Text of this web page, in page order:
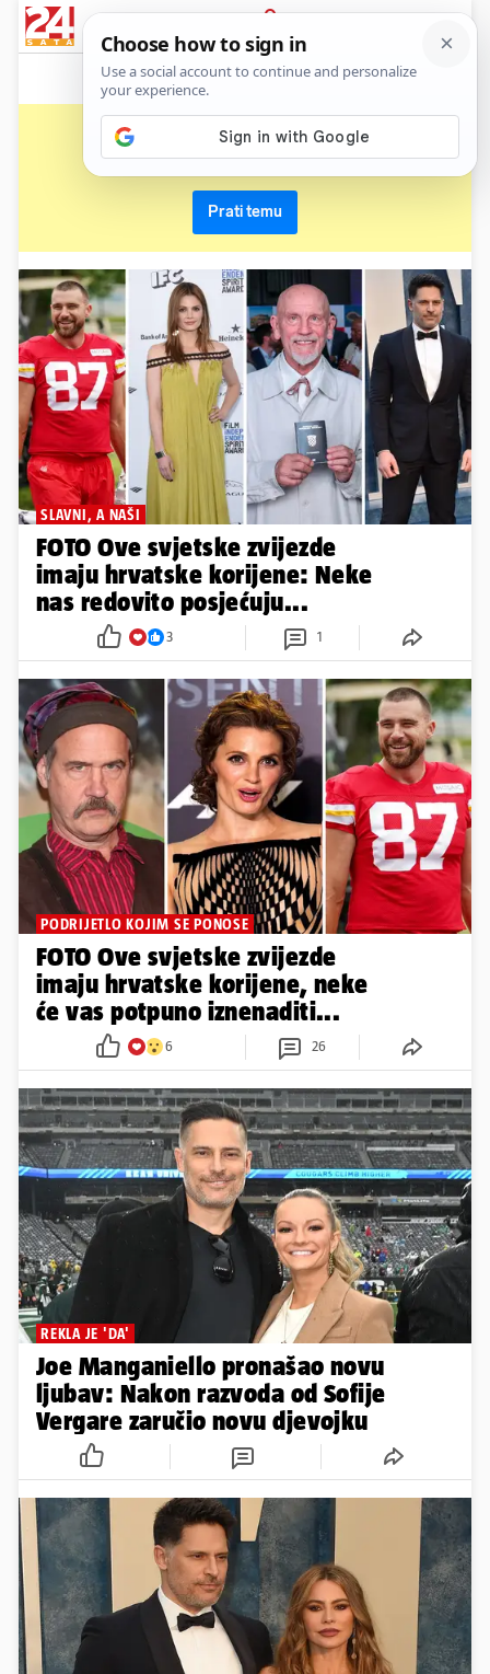
PRIJAVA
News
joe manganiello
Prati temu
SLAVNI, A NAŠI
FOTO Ove svjetske zvijezde
imaju hrvatske korijene: Neke
nas redovito posjećuju...
3 1
PODRIJETLO KOJIM SE PONOSE
FOTO Ove svjetske zvijezde
imaju hrvatske korijene, neke
će vas potpuno iznenaditi...
6 26
REKLA JE 'DA'
Joe Manganiello pronašao novu
ljubav: Nakon razvoda od Sofije
Vergare zaručio novu djevojku